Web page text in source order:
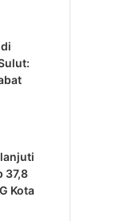
37,8
Kota